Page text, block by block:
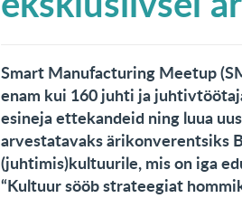
Smart Manufacturing Meetup
enam kui 160 juhti ja
esineja ettekandeid ning luua
arvestatavaks ärikonverentsiks
(juhtimis)kultuurile, mis on iga
“Kultuur sööb strateegiat